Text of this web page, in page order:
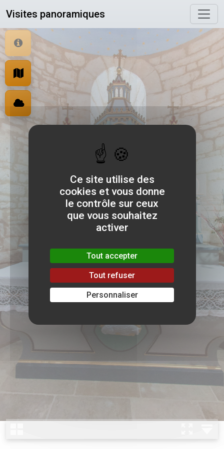
Visites panoramiques
Ce site utilise des
cookies et vous donne
le contrôle sur ceux
que vous souhaitez
activer
Tout accepter
Tout refuser
Personnaliser